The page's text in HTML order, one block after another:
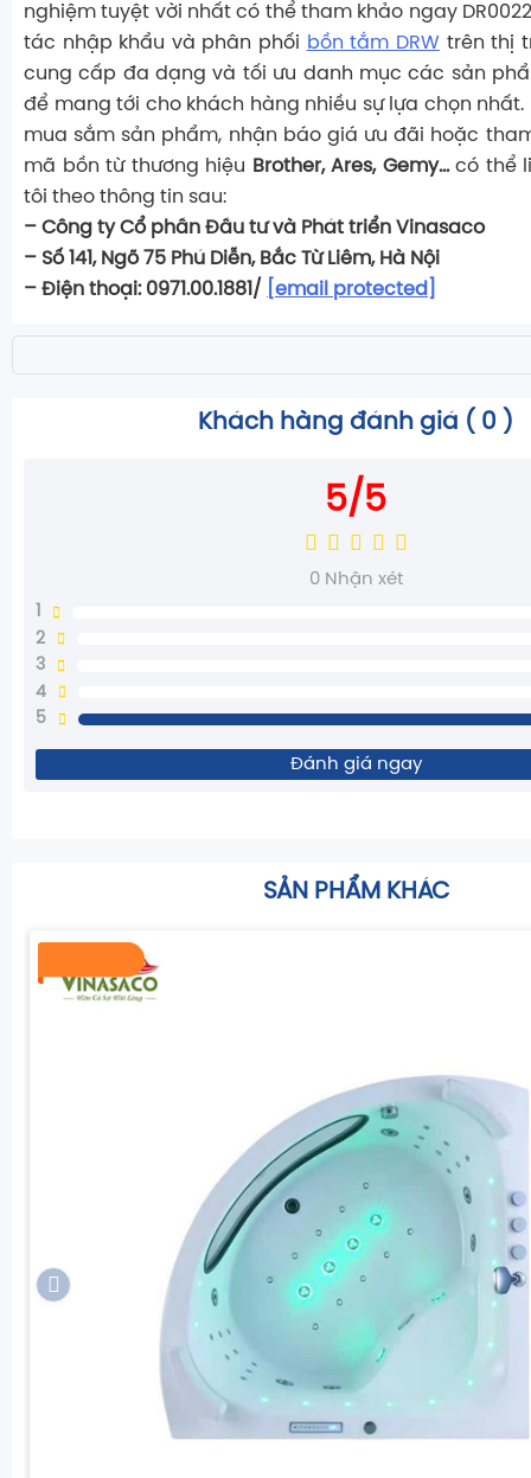
nghiệm tuyệt vời nhất có thể tham khảo ngay
tác nhập khẩu và phân phối bồn tắm DRW trên thị
cung cấp đa dạng và tối ưu danh mục các sản
để mang tới cho khách hàng nhiều sự lựa chọn
mua sắm sản phẩm, nhận báo giá ưu đãi hoặc
mã bồn từ thương hiệu Brother, Ares, Gemy…có thể
tôi theo thông tin sau:
– Công ty Cổ phần Đầu tư và Phát triển Vinasaco
– Số 141, Ngõ 75 Phú Diễn, Bắc Từ Liêm, Hà Nội
– Điện thoại: 0971.00.1881/
[email protected]
Khách hàng đánh giá ( 0 )
5/5
0 Nhận xét
1
2
3
4
5
Đánh giá ngay
SẢN PHẨM KHÁC